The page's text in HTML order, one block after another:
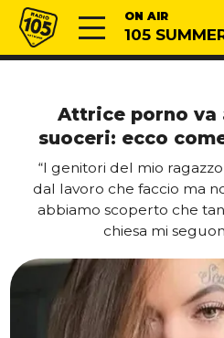
Vai al contenuto
Radio 105 ON AIR
105
Attrice porno va
suoceri: ecco
“I genitori del mio
dal lavoro che faccio ma
abbiamo scoperto che
chiesa mi